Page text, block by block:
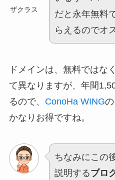
ザクラス
だと永年無料
らえるのでオ
ドメインは、無料ではな
て異なりますが、年間
るので、 ConoHa WING
かなりお得ですね。
ちなみにこの
説明するブロ